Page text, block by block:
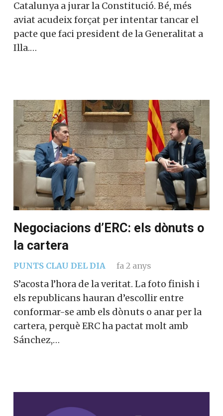
Catalunya a jurar la Constitució. Bé, més
aviat acudeix forçat per intentar tancar el
pacte que faci president de la Generalitat a
Illa.…
Negociacions d’ERC: els dònuts o
la cartera
PUNTS CLAU DEL DIA fa 2 anys
S’acosta l’hora de la veritat. La foto finish i
els republicans hauran d’escollir entre
conformar-se amb els dònuts o anar per la
cartera, perquè ERC ha pactat molt amb
Sánchez,…